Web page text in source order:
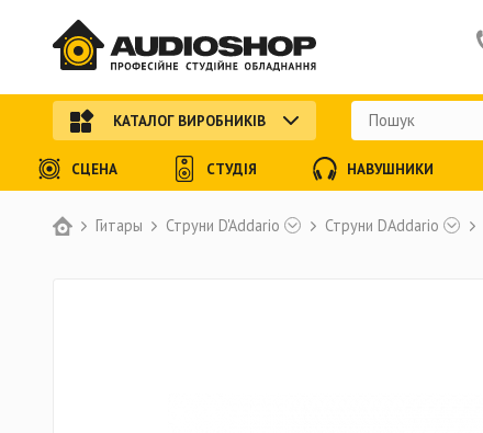
Гитары Струни D'Addario Струни DAddario
КАТАЛОГ ВИРОБНИКІВ
СЦЕНА СТУДІЯ НАВУШНИКИ